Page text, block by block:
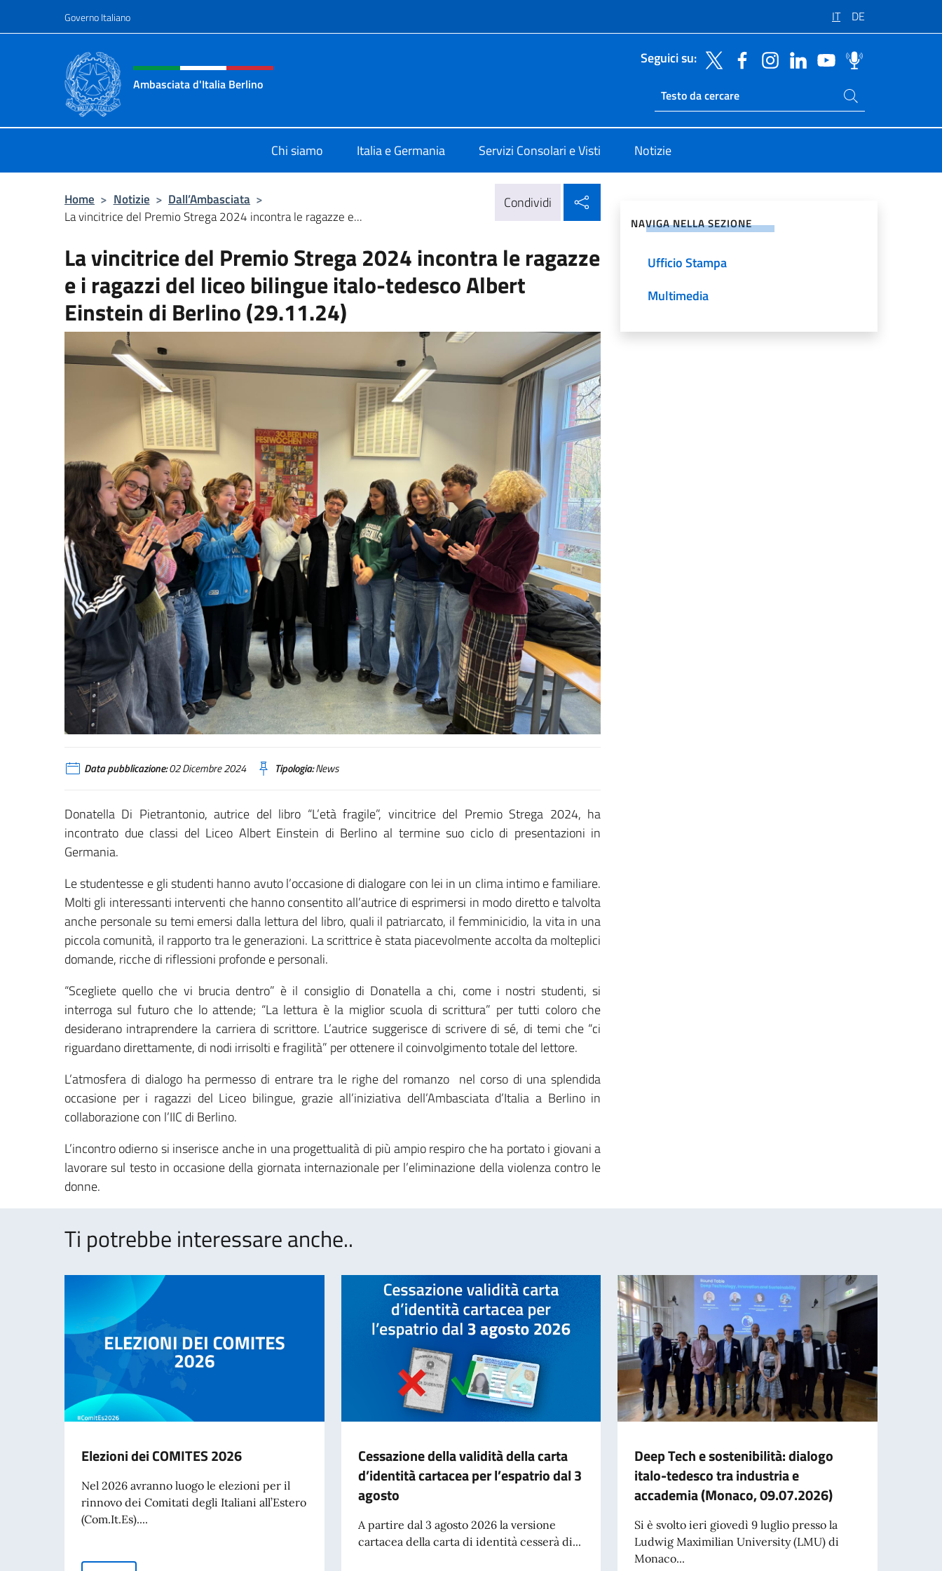
Governo Italiano IT DE
Intestazione sito, social e menù
Ambasciata d'Italia Berlino
Seguici su:
Ricerca sito live
Cerca nel sito
Chi siamo Italia e Germania Servizi Consolari e Visti Notizie
Home > Notizie > Dall’Ambasciata >
La vincitrice del Premio Strega 2024 incontra le ragazze e...
Condividi
La vincitrice del Premio Strega 2024 incontra le ragazze
e i ragazzi del liceo bilingue italo-tedesco Albert
Einstein di Berlino (29.11.24)
Data pubblicazione:02 Dicembre 2024 Tipologia:News
Donatella Di Pietrantonio, autrice del libro “L’età fragile”, vincitrice del Premio Strega 2024, ha
incontrato due classi del Liceo Albert Einstein di Berlino al termine suo ciclo di presentazioni in
Germania.
Le studentesse e gli studenti hanno avuto l’occasione di dialogare con lei in un clima intimo e familiare.
Molti gli interessanti interventi che hanno consentito all’autrice di esprimersi in modo diretto e talvolta
anche personale su temi emersi dalla lettura del libro, quali il patriarcato, il femminicidio, la vita in una
piccola comunità, il rapporto tra le generazioni. La scrittrice è stata piacevolmente accolta da molteplici
domande, ricche di riflessioni profonde e personali.
“Scegliete quello che vi brucia dentro” è il consiglio di Donatella a chi, come i nostri studenti, si
interroga sul futuro che lo attende; “La lettura è la miglior scuola di scrittura” per tutti coloro che
desiderano intraprendere la carriera di scrittore. L’autrice suggerisce di scrivere di sé, di temi che “ci
riguardano direttamente, di nodi irrisolti e fragilità” per ottenere il coinvolgimento totale del lettore.
L’atmosfera di dialogo ha permesso di entrare tra le righe del romanzo nel corso di una splendida
occasione per i ragazzi del Liceo bilingue, grazie all’iniziativa dell’Ambasciata d’Italia a Berlino in
collaborazione con l’IIC di Berlino.
L’incontro odierno si inserisce anche in una progettualità di più ampio respiro che ha portato i giovani a
lavorare sul testo in occasione della giornata internazionale per l’eliminazione della violenza contro le
donne.
NAVIGA NELLA SEZIONE
Ufficio Stampa
Multimedia
Ti potrebbe interessare anche..
Elezioni dei COMITES 2026
Nel 2026 avranno luogo le elezioni per il
rinnovo dei Comitati degli Italiani all’Estero
(Com.It.Es)....
Cessazione della validità della carta
d’identità cartacea per l’espatrio dal 3
agosto
A partire dal 3 agosto 2026 la versione
cartacea della carta di identità cesserà di...
Deep Tech e sostenibilità: dialogo
italo-tedesco tra industria e
accademia (Monaco, 09.07.2026)
Si è svolto ieri giovedì 9 luglio presso la
Ludwig Maximilian University (LMU) di
Monaco...